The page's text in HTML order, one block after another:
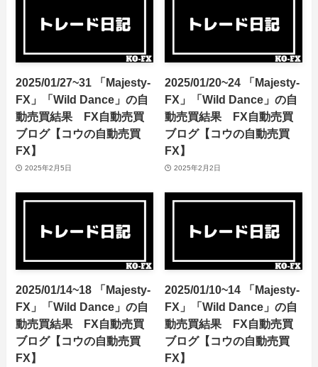
2025/01/27~31 「Majesty-
FX」「Wild Dance」の自
動売買結果 FX自動売買
ブログ【コウの自動売買
FX】
2025年2月5日
2025/01/20~24 「Majesty-
FX」「Wild Dance」の自
動売買結果 FX自動売買
ブログ【コウの自動売買
FX】
2025年2月2日
2025/01/14~18 「Majesty-
FX」「Wild Dance」の自
動売買結果 FX自動売買
ブログ【コウの自動売買
FX】
2025/01/10~14 「Majesty-
FX」「Wild Dance」の自
動売買結果 FX自動売買
ブログ【コウの自動売買
FX】